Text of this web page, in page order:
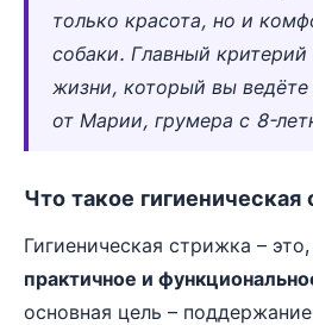
только красота, но и
собаки. Главный
жизни, который вы ведёте
от Марии, грумера с 8-
Что такое гигиеническая
Гигиеническая стрижка –
практичное и
основная цель –